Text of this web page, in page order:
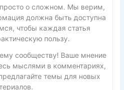
о сложном. Мы верим,
должна быть доступна
чтобы каждая статья
пользу.
сообществу! Ваше мнение
мыслями в комментариях,
темы для новых